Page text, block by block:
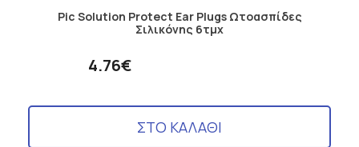
Pic Solution Protect Ear Plugs Ωτοασπίδες
Σιλικόνης 6τμχ
4.76€
ΣΤΟ ΚΑΛΑΘΙ